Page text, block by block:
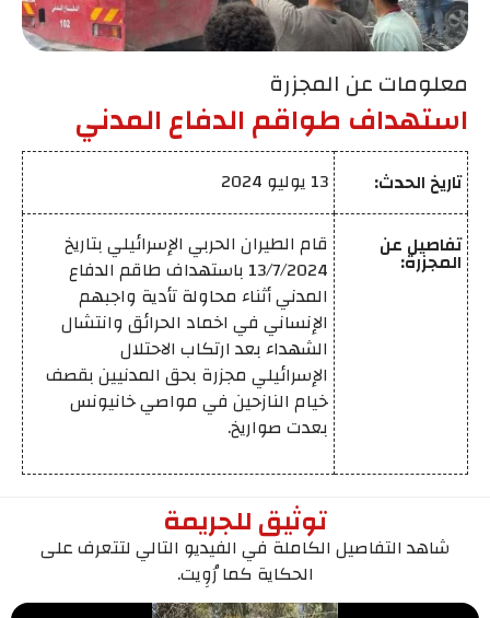
معلومات عن المجزرة
استهداف طواقم الدفاع المدني
تاريخ الحدث:
13 يوليو 2024
تفاصيل عن
المجزرة:
قام الطيران الحربي الإسرائيلي بتاريخ
13/7/2024 باستهداف طاقم الدفاع
المدني أثناء محاولة تأدية واجبهم
الإنساني في اخماد الحرائق وانتشال
الشهداء بعد ارتكاب الاحتلال
الإسرائيلي مجزرة بحق المدنيين بقصف
خيام النازحين في مواصي خانيونس
بعدت صواريخ.
توثيق للجريمة
شاهد التفاصيل الكاملة في الفيديو التالي لتتعرف على
الحكاية كما رُوِيت.